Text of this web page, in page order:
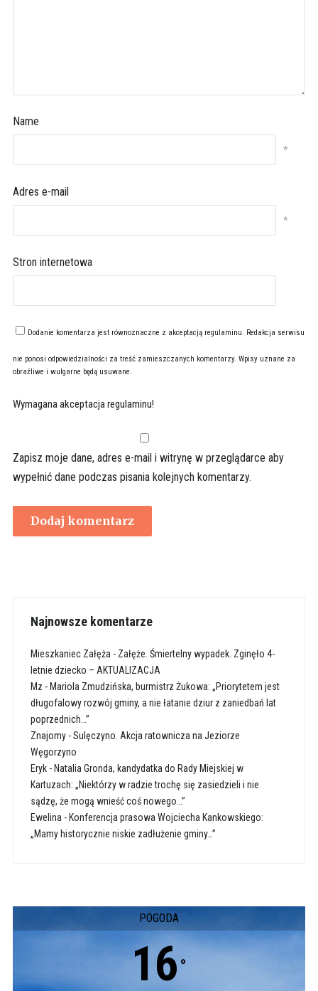
Name
*
Adres e-mail
*
Stron internetowa
Dodanie komentarza jest równoznaczne z akceptacją regulaminu. Redakcja serwisu
nie ponosi odpowiedzialności za treść zamieszczanych komentarzy. Wpisy uznane za
obraźliwe i wulgarne będą usuwane.
Wymagana akceptacja regulaminu!
Zapisz moje dane, adres e-mail i witrynę w przeglądarce aby
wypełnić dane podczas pisania kolejnych komentarzy.
Najnowsze komentarze
Mieszkaniec Załęża - Załęże. Śmiertelny wypadek. Zginęło 4-
letnie dziecko – AKTUALIZACJA
Mz - Mariola Zmudzińska, burmistrz Żukowa: „Priorytetem jest
długofalowy rozwój gminy, a nie łatanie dziur z zaniedbań lat
poprzednich…”
Znajomy-Sulęczyno. Akcja ratownicza na Jeziorze
Węgorzyno
Eryk- Natalia Gronda, kandydatka do Rady Miejskiej w
Kartuzach: „Niektórzy w radzie trochę się zasiedzieli i nie
sądzę, że mogą wnieść coś nowego…”
Ewelina - Konferencja prasowa Wojciecha Kankowskiego:
„Mamy historycznie niskie zadłużenie gminy…”
POGODA
16 °